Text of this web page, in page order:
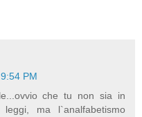
PM
che tu non sia in
ma l`analfabetismo